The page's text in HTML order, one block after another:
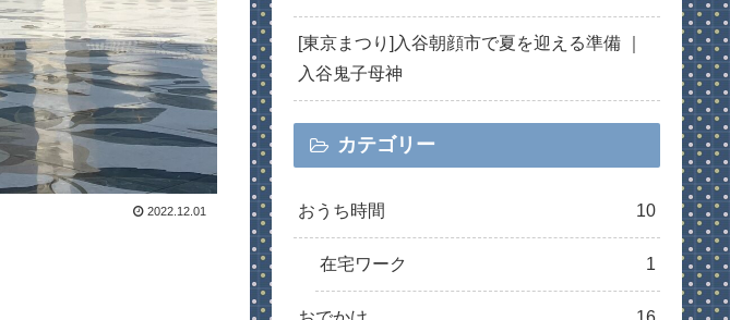
2022.12.01
[東京まつり]入谷朝顔市で夏を迎える準備 ｜
入谷鬼子母神
カテゴリー
おうち時間 10
在宅ワーク 1